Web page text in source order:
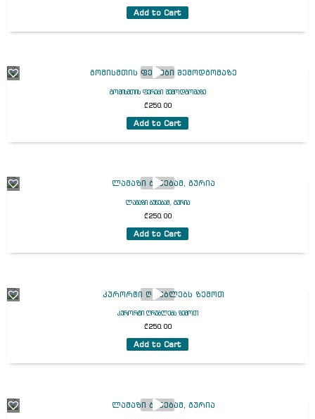
Add to Cart
გომისმთის ფერები შემოდგომაზე
₾250.00
Add to Cart
ლამაზი ბუნებამ, გურია
₾250.00
Add to Cart
კურორტი ღრუბლებს ზემოთ
₾250.00
Add to Cart